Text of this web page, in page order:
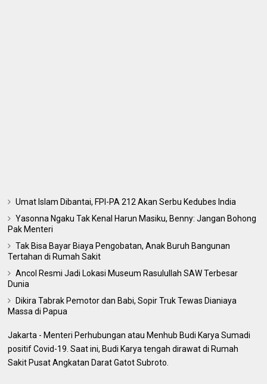
Umat Islam Dibantai, FPI-PA 212 Akan Serbu Kedubes India
Yasonna Ngaku Tak Kenal Harun Masiku, Benny: Jangan Bohong
Pak Menteri
Tak Bisa Bayar Biaya Pengobatan, Anak Buruh Bangunan
Tertahan di Rumah Sakit
Ancol Resmi Jadi Lokasi Museum Rasulullah SAW Terbesar
Dunia
Dikira Tabrak Pemotor dan Babi, Sopir Truk Tewas Dianiaya
Massa di Papua
Jakarta - Menteri Perhubungan atau Menhub Budi Karya Sumadi
positif Covid-19. Saat ini, Budi Karya tengah dirawat di Rumah
Sakit Pusat Angkatan Darat Gatot Subroto.